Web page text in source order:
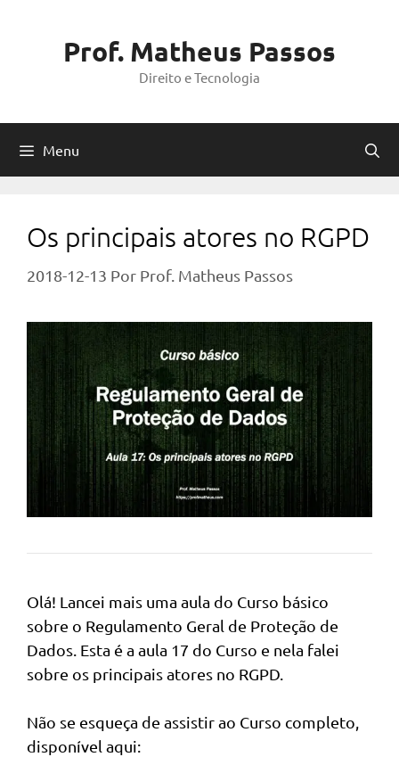
Prof. Matheus Passos
Direito e Tecnologia
Menu
Os principais atores no RGPD
2018-12-13 Por Prof. Matheus Passos
Olá! Lancei mais uma aula do Curso básico
sobre o Regulamento Geral de Proteção de
Dados. Esta é a aula 17 do Curso e nela falei
sobre os principais atores no RGPD.
Não se esqueça de assistir ao Curso completo,
disponível aqui: